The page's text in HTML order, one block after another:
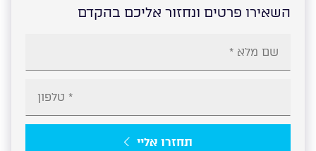
השאירו פרטים ונחזור אליכם בהקדם
תחזרו אליי